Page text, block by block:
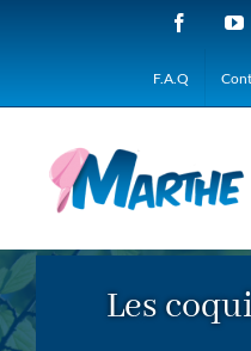
Facebook
F.A.Q
Les